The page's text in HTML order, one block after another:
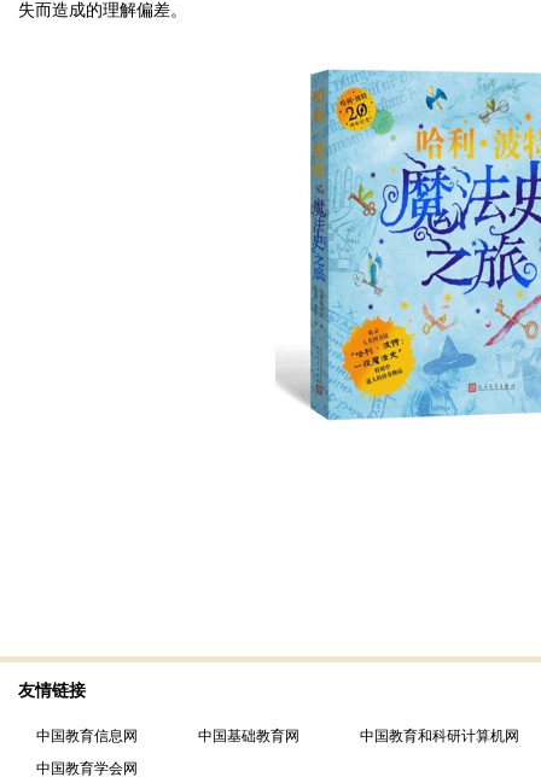
失而造成的理解偏差。
友情链接
中国教育信息网 中国基础教育网
中国教育和科研计算机网
中国教育学会网